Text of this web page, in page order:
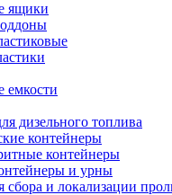
ящики
емкости
дизельного топлива
контейнеры
контейнеры
и урны
и локализации